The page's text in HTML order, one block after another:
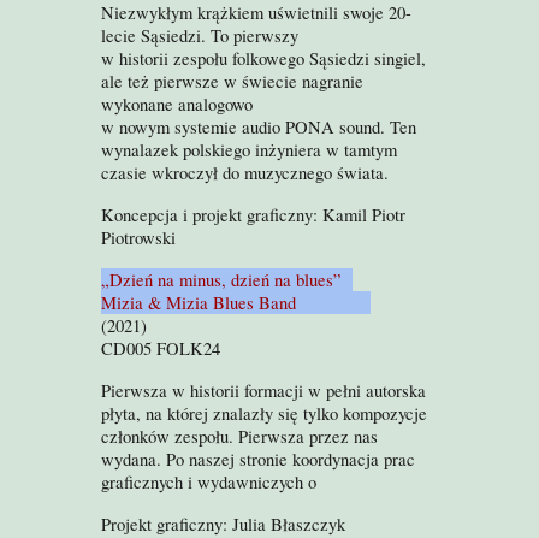
Niezwykłym krążkiem uświetnili swoje 20-
lecie Sąsiedzi. To pierwszy
w historii zespołu folkowego Sąsiedzi singiel,
ale też pierwsze w świecie nagranie
wykonane analogowo
w nowym systemie audio PONA sound. Ten
wynalazek polskiego inżyniera w tamtym
czasie wkroczył do muzycznego świata.
Koncepcja i projekt graficzny: Kamil Piotr
Piotrowski
„Dzień na minus, dzień na blues”
Mizia & Mizia Blues Band
(2021)
CD005 FOLK24
Pierwsza w historii formacji w pełni autorska
płyta, na której znalazły się tylko kompozycje
członków zespołu. Pierwsza przez nas
wydana. Po naszej stronie koordynacja prac
graficznych i wydawniczych o
Projekt graficzny: Julia Błaszczyk